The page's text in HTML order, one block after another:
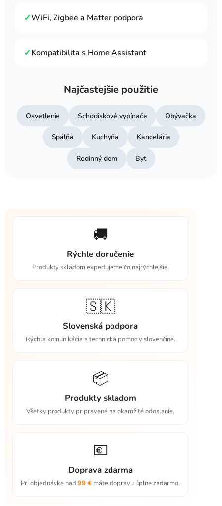
✓WiFi, Zigbee a Matter podpora
✓Kompatibilita s Home Assistant
Najčastejšie použitie
Osvetlenie Schodiskové vypínače Obývačka
Spálňa Kuchyňa Kancelária
Rodinný dom Byt
🚚
Rýchle doručenie
Produkty skladom expedujeme čo najrýchlejšie.
🇸🇰
Slovenská podpora
Rýchla komunikácia a technická pomoc v slovenčine.
📦
Produkty skladom
Všetky produkty pripravené na okamžité odoslanie.
💶
Doprava zdarma
Pri objednávke nad 99 € máte dopravu úplne zadarmo.